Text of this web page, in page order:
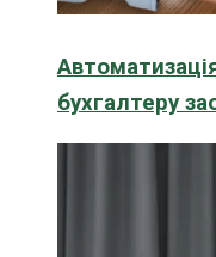
бухгалтеру